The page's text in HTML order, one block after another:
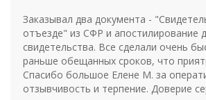
Заказывал два документа -
отъезде" из СФР и апостилирование
свидетельства. Все сделали очень
раньше обещанных сроков, что
Спасибо большое Елене М. за
отзывчивость и терпение. Доверие